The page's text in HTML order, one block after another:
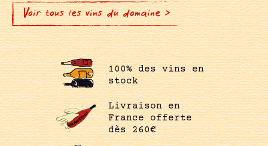
Voir tous les vins du domaine >
100% des vins en
stock
Livraison en
France offerte
dès 260€